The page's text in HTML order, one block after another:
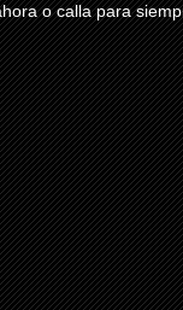
o calla para